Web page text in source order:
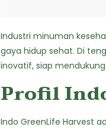
Industri minuman
gaya hidup sehat. Di
inovatif, siap
Profil
Indo GreenLife Harvest